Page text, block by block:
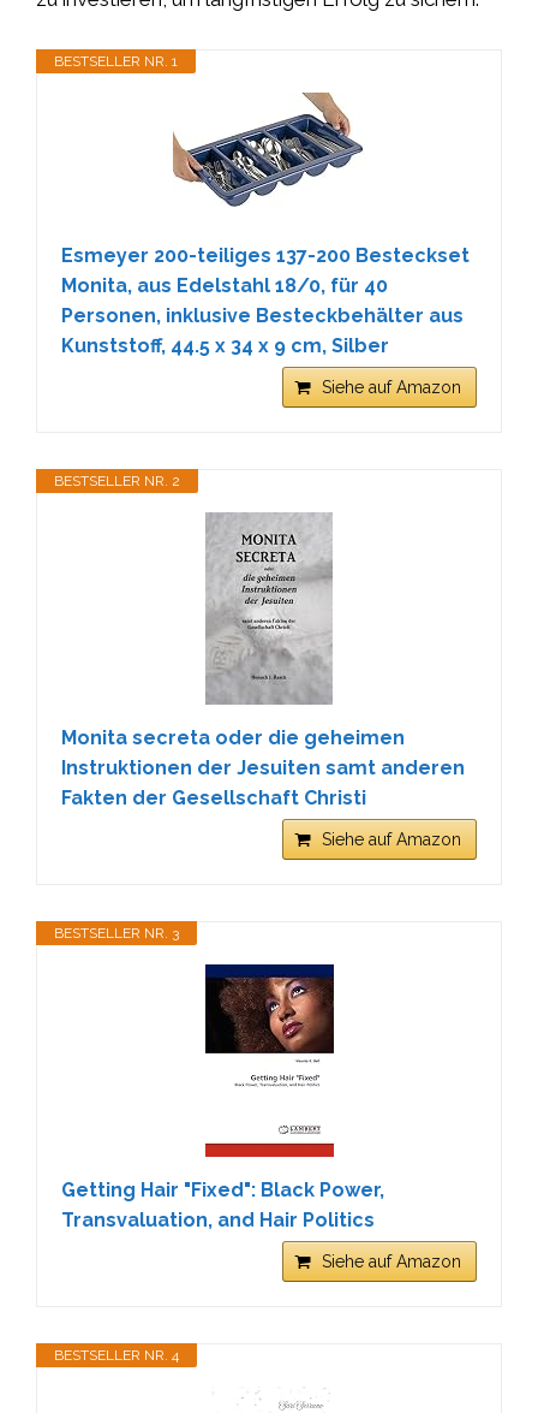
BESTSELLER NR. 1
Esmeyer 200-teiliges 137-200 Besteckset
Monita, aus Edelstahl 18/0, für 40
Personen, inklusive Besteckbehälter aus
Kunststoff, 44.5 x 34 x 9 cm, Silber
Siehe auf Amazon
BESTSELLER NR. 2
Monita secreta oder die geheimen
Instruktionen der Jesuiten samt anderen
Fakten der Gesellschaft Christi
Siehe auf Amazon
BESTSELLER NR. 3
Getting Hair "Fixed": Black Power,
Transvaluation, and Hair Politics
Siehe auf Amazon
BESTSELLER NR. 4